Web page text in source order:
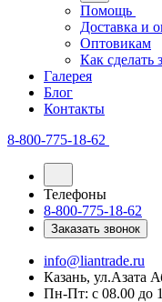
Помощь
Доставка и
Оптовикам
Как сделать
Галерея
Блог
Контакты
8-800-775-18-62
Телефоны
8-800-775-18-62
Заказать звонок
info@liantrade.ru
Казань, ул.Азата
Пн-Пт: c 08.00 до